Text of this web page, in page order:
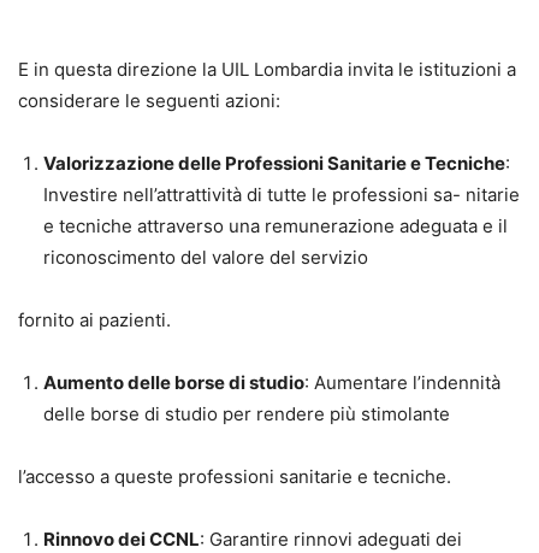
E in questa direzione la UIL Lombardia invita le istituzioni a
considerare le seguenti azioni:
Valorizzazione delle Professioni Sanitarie e Tecniche:
Investire nell’attrattività di tutte le professioni sa- nitarie
e tecniche attraverso una remunerazione adeguata e il
riconoscimento del valore del servizio
fornito ai pazienti.
Aumento delle borse di studio: Aumentare l’indennità
delle borse di studio per rendere più stimolante
l’accesso a queste professioni sanitarie e tecniche.
Rinnovo dei CCNL: Garantire rinnovi adeguati dei